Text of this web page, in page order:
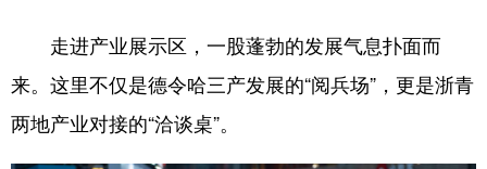
走进产业展示区，一股蓬勃的发展气息扑面而
来。这里不仅是德令哈三产发展的“阅兵场”，更是浙青
两地产业对接的“洽谈桌”。